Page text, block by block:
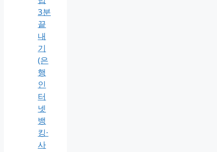
3분
끝
내
기
(은
행
인
터
넷
뱅
킹·
사